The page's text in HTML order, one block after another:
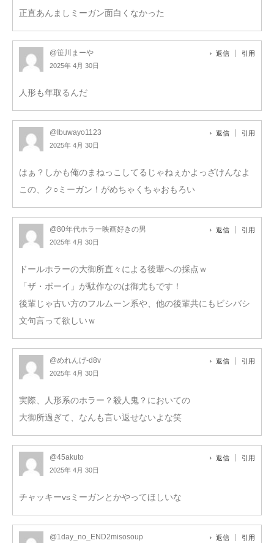
正直あんましミーガン面白くなかった
@笹川まーや
2025年 4月 30日
返信 引用
人形も年取るんだ
@Ibuwayo1123
2025年 4月 30日
返信 引用
はぁ？しかも俺のまねっこしてるじゃねぇかよっざけんなよ
この、ク○ミーガン！がめちゃくちゃおもろい
@80年代ホラー映画好きの男
2025年 4月 30日
返信 引用
ドールホラーの大御所直々による後輩への採点ｗ
「ザ・ボーイ」が駄作なのは御尤もです！
後輩じゃ古い方のフルムーン系や、他の後輩共にもビシバシ
文句言って欲しいｗ
@めれんげ-d8v
2025年 4月 30日
返信 引用
実際、人形系のホラー？殺人鬼？においての
大御所過ぎて、なんも言い返せないよな笑
@45akuto
2025年 4月 30日
返信 引用
チャッキーvsミーガンとかやってほしいな
@1day_no_END2misosoup 返信 引用